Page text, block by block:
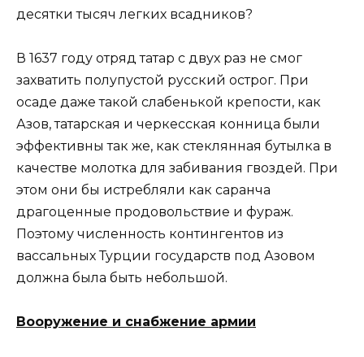
десятки тысяч легких всадников?
В 1637 году отряд татар с двух раз не смог
захватить полупустой русский острог. При
осаде даже такой слабенькой крепости, как
Азов, татарская и черкесская конница были
эффективны так же, как стеклянная бутылка в
качестве молотка для забивания гвоздей. При
этом они бы истребляли как саранча
драгоценные продовольствие и фураж.
Поэтому численность контингентов из
вассальных Турции государств под Азовом
должна была быть небольшой.
Вооружение и снабжение армии